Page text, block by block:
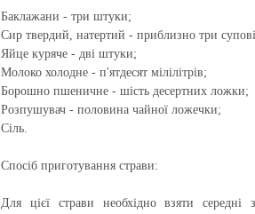
Баклажани - три штуки;
Сир твердий, натертий - приблизно три
Яйце куряче - дві штуки;
Молоко холодне - п'ятдесят мілілітрів;
Борошно пшеничне - шість десертних ложки;
Розпушувач - половина чайної ложечки;
Сіль.
Спосіб приготування страви:
Для цієї страви необхідно взяти